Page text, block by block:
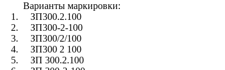
Варианты маркировки:
1. ЗП300.2.100
2. ЗП300-2-100
3. ЗП300/2/100
4. ЗП300 2 100
5. ЗП 300.2.100